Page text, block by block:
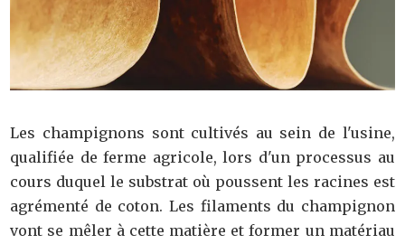
Les champignons sont cultivés au sein de l'usine,
qualifiée de ferme agricole, lors d'un processus au
cours duquel le substrat où poussent les racines est
agrémenté de coton. Les filaments du champignon
vont se mêler à cette matière et former un matériau